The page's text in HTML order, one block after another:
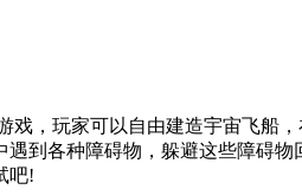
戏，玩家可以自由建造宇宙飞船
到各种障碍物，躲避这些障碍
吧!